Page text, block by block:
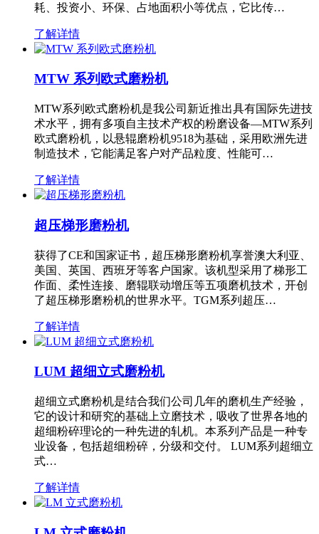
耗、投资小、环保、占地面积小等优点，它比传…
了解详情
MTW 系列欧式磨粉机
MTW系列欧式磨粉机是我公司新近推出具有国际先进技
术水平，拥有多项自主技术产权的粉磨设备—MTW系列
欧式磨粉机，以悬辊磨粉机9518为基础，采用欧洲先进
制造技术，它能满足客户对产品粒度、性能可…
了解详情
超压梯形磨粉机
获得了CE和国家证书，超压梯形磨粉机享誉澳大利亚、
美国、英国、西班牙等客户国家。该机型采用了梯形工
作面、柔性连接、磨辊联动增压等五项磨机技术，开创
了超压梯形磨粉机的世界水平。TGM系列超压…
了解详情
LUM 超细立式磨粉机
超细立式磨粉机是结合我们公司几年的磨机生产经验，
它的设计和研究的基础上立磨技术，吸收了世界各地的
超细粉碎理论的一种先进的轧机。本系列产品是一种专
业设备，包括超细粉碎，分级和交付。 LUM系列超细立
式…
了解详情